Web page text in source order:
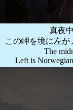
真夜
この岬を境に左
The
Left is